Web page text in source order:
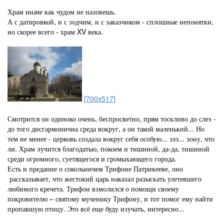
Храм иначе как чудом не назовешь.
А с датировкой, и с зодчим, и с заказчиком - сплошные непонятки,
но скорее всего - храм XV века.
[700x517]
Смотрится он одиноко очень, беспросветно, прям тоскливо до слез -
до того дисгармонична среда вокруг, а он такой маленький... Но
тем не менее - церковь создала вокруг себя особую... эээ... зону, что
ли. Храм лучится благодатью, покоем и тишиной, да-да, тишиной
среди огромного, суетящегося и громыхающего города.
Есть и предание о сокольничем Трифоне Патрикееве, оно
рассказывает, что жестокий царь наказал разыскать улетевшего
любимого кречета. Трифон взмолился о помощи своему
покровителю – святому мученику Трифону, и тот помог ему найти
пропавшую птицу. Это всё еще буду изучать, интересно...